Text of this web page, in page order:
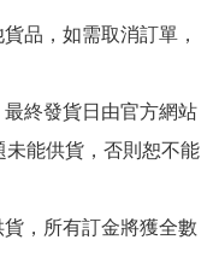
品，如需取消訂單，
終發貨日由官方網站
能供貨，否則恕不能
，所有訂金將獲全數